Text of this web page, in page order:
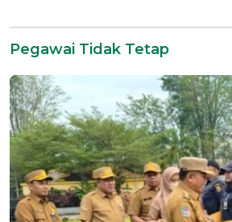
Pegawai Tidak Tetap